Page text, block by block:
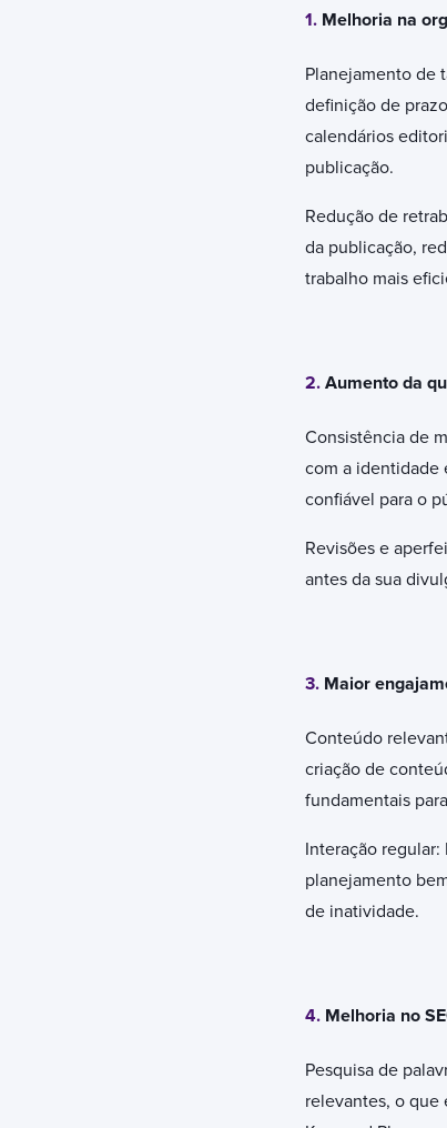
1.Melhoria na
Planejamento de
definição de
calendários
publicação.
Redução de
da publicação,
trabalho mais
2.Aumento da
Consistência de
com a identidade
confiável para o
Revisões e
antes da sua
3.Maior
Conteúdo
criação de
fundamentais
Interação
planejamento
de inatividade.
4. Melhoria no
Pesquisa de
relevantes, o que